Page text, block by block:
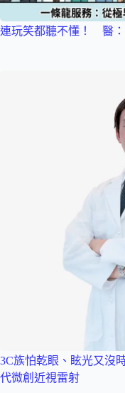
連玩笑都聽不懂！ 醫
3C族怕乾眼、眩光又沒
代微創近視雷射